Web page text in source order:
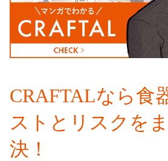
CRAFTALなら食
ストとリスクを
決！